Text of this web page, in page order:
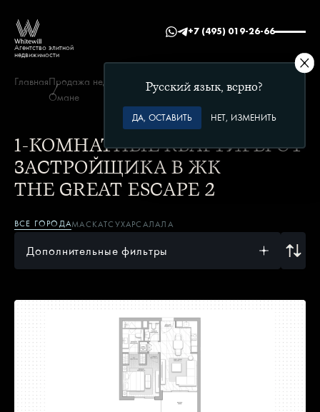
Агентство элитной
недвижимости
+7 (495) 019-26-66
ГлавнаяПродажа недвижимости в
Омане
The Great Escape
1-КОМНАТНЫЕ КВАРТИРЫ ОТ
ЗАСТРОЙЩИКА В ЖК
THE GREAT ESCAPE 2
ВСЕ ГОРОДАМАСКАТСУХАРСАЛАЛА
Дополнительные фильтры
Русский язык, верно?
ДА, ОСТАВИТЬ НЕТ, ИЗМЕНИТЬ